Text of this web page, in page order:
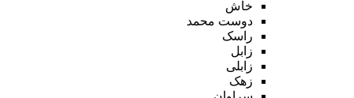
خاش
دوست محمد
راسک
زابل
زابلی
زهک